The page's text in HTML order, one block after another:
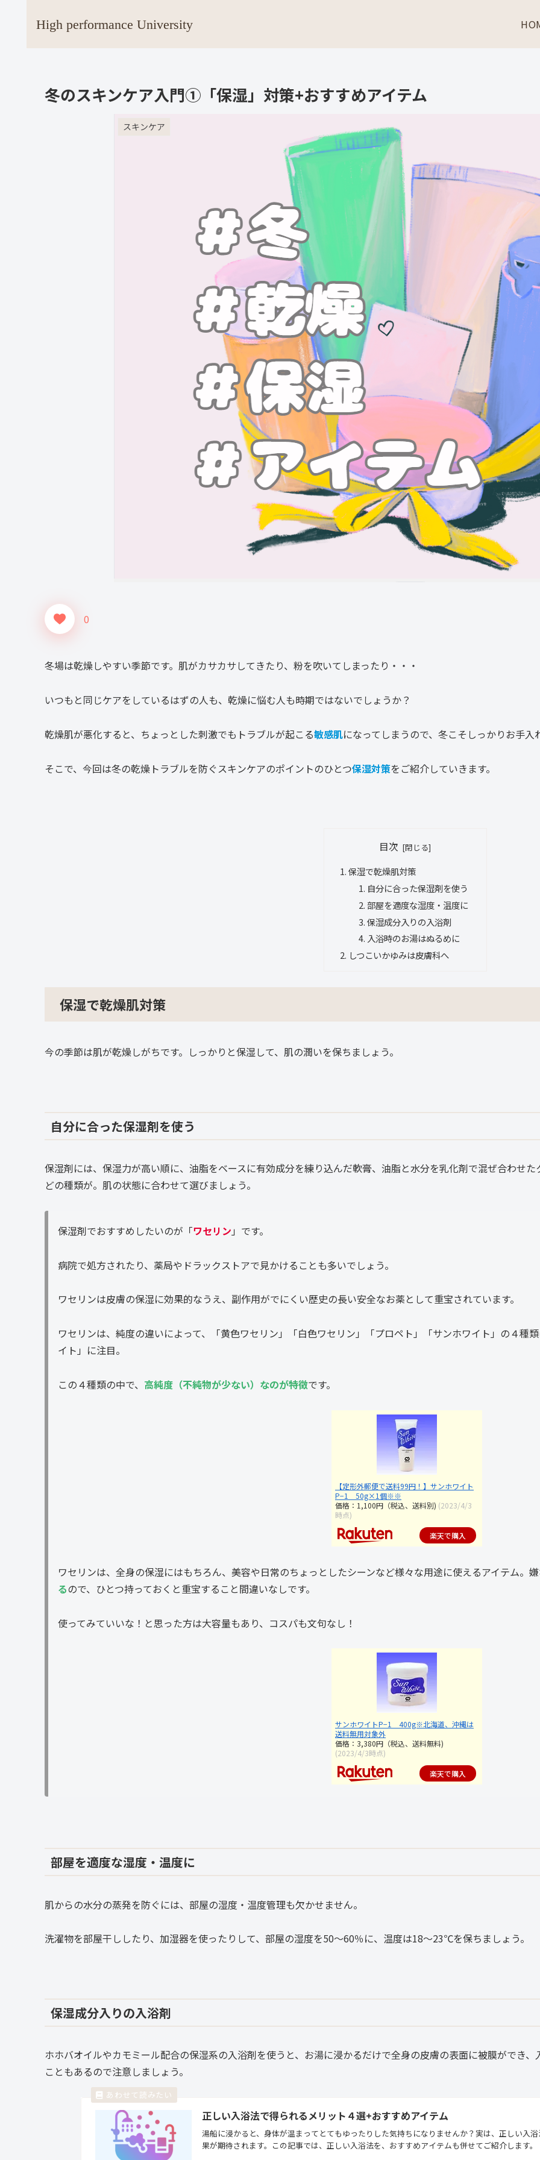
High performance University
冬のスキンケア入門①「保湿」対策+おすすめアイテム
スキンケア
0
冬場は乾燥しやすい季節です。肌がカサカサしてきたり、粉を吹いてしまったり・・・
いつもと同じケアをしているはずの人も、乾燥に悩む人も時期ではないでしょうか？
乾燥肌が悪化すると、ちょっとした刺激でもトラブルが起こる敏感肌になってしまうので、冬こそしっかりお手入
そこで、今回は冬の乾燥トラブルを防ぐスキンケアのポイントのひとつ保湿対策をご紹介していきます。
目次
保湿で乾燥肌対策
自分に合った保湿剤を使う
部屋を適度な湿度・温度に
保湿成分入りの入浴剤
入浴時のお湯はぬるめに
しつこいかゆみは皮膚科へ
保湿で乾燥肌対策
今の季節は肌が乾燥しがちです。しっかりと保湿して、肌の潤いを保ちましょう。
自分に合った保湿剤を使う
保湿剤には、保湿力が高い順に、油脂をベースに有効成分を練り込んだ軟膏、油脂と水分を乳化剤で混ぜ合わせ
どの種類が。肌の状態に合わせて選びましょう。
保湿剤でおすすめしたいのが「ワセリン 」です。
病院で処方されたり、薬局やドラックストアで見かけることも多いでしょう。
ワセリンは皮膚の保湿に効果的なうえ、副作用がでにくい歴史の長い安全なお薬として重宝されています。
ワセリンは、純度の違いによって、「黄色ワセリン」「白色ワセリン」「プロペト」「サンホワイト」の４種
イト」に注目。
この４種類の中で、 高純度（不純物が少ない）なのが特徴です。
【定形外郵便で送料99円！】サンホワイト
P−1 50g×1個※※
価格：1,100円（税込、送料別) (2023/4/3
時点)
楽天で購入
ワセリンは、全身の保湿にはもちろん、美容や日常のちょっとしたシーンなど様々な用途に使えるアイテム。嫌
るので、ひとつ持っておくと重宝すること間違いなしです。
使ってみていいな！と思った方は大容量もあり、コスパも文句なし！
サンホワイトP−1 400g※北海道、沖縄は
送料無用対象外
価格：3,380円（税込、送料無料)
(2023/4/3時点)
楽天で購入
部屋を適度な湿度・温度に
肌からの水分の蒸発を防ぐには、部屋の湿度・温度管理も欠かせません。
洗濯物を部屋干ししたり、加湿器を使ったりして、部屋の湿度を50～60％に、温度は18～23℃を保ちましょう。
保湿成分入りの入浴剤
ホホバオイルやカモミール配合の保湿系の入浴剤を使うと、お湯に浸かるだけで全身の皮膚の表面に被膜ができ
こともあるので注意しましょう。
正しい入浴法で得られるメリット４選+おすすめアイテム
湯船に浸かると、身体が温まってとてもゆったりした気持ちになりませんか？実は、正しい入
果が期待されます。この記事では、正しい入浴法を、おすすめアイテムも併せてご紹介します。